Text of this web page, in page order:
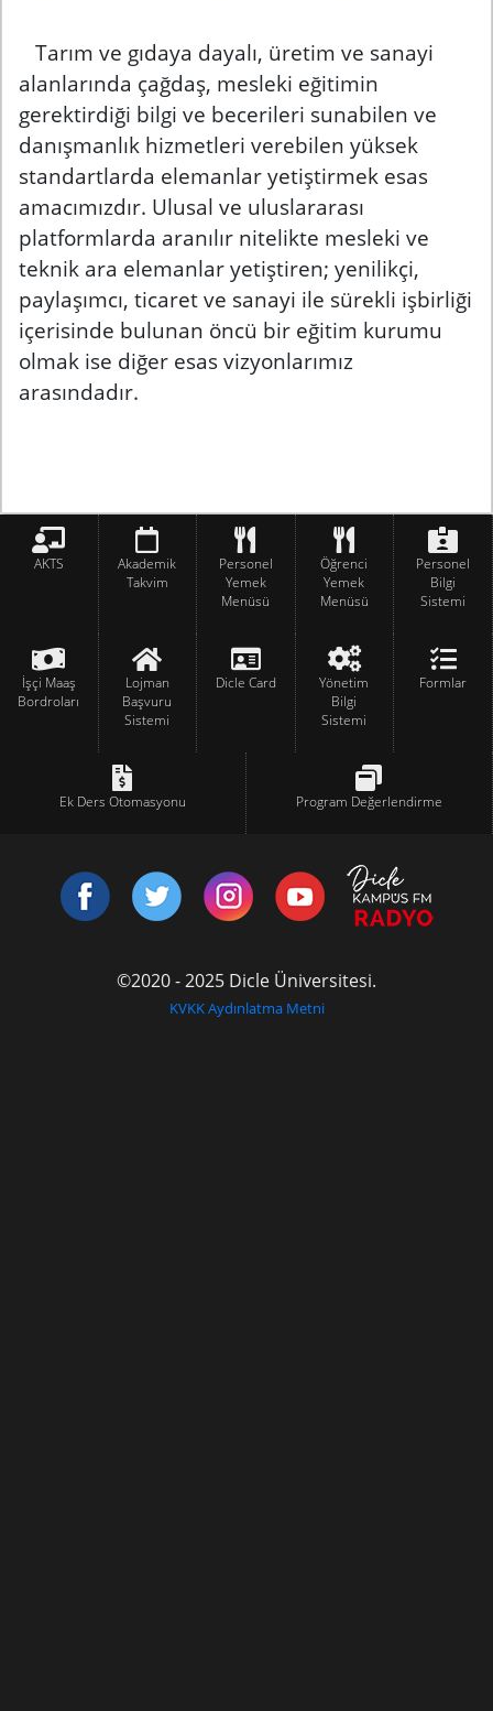
Tarım ve gıdaya dayalı, üretim ve sanayi
alanlarında çağdaş, mesleki eğitimin
gerektirdiği bilgi ve becerileri sunabilen ve
danışmanlık hizmetleri verebilen yüksek
standartlarda elemanlar yetiştirmek esas
amacımızdır. Ulusal ve uluslararası
platformlarda aranılır nitelikte mesleki ve
teknik ara elemanlar yetiştiren; yenilikçi,
paylaşımcı, ticaret ve sanayi ile sürekli işbirliği
içerisinde bulunan öncü bir eğitim kurumu
olmak ise diğer esas vizyonlarımız
arasındadır.
AKTS
Akademik
Takvim
Personel
Yemek
Menüsü
Öğrenci
Yemek
Menüsü
Personel
Bilgi
Sistemi
İşçi Maaş
Bordroları
Lojman
Başvuru
Sistemi
Dicle Card
Yönetim
Bilgi
Sistemi
Formlar
Ek Ders Otomasyonu Program Değerlendirme
©2020 - 2025 Dicle Üniversitesi.
KVKK Aydınlatma Metni